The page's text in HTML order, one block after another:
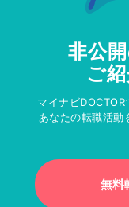
非公
ご
マイナビ
あなたの転職活動
無料